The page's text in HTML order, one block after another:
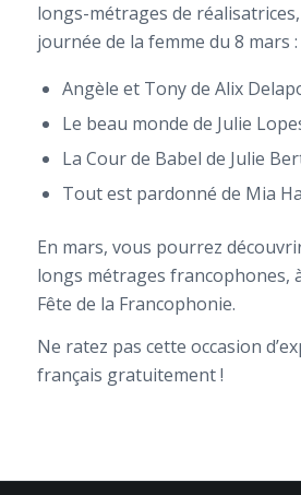
longs-métrages de
journée de la femme du 8 mars :
Angèle et Tony de Alix
Le beau monde de Julie
La Cour de Babel de Julie
Tout est pardonné de Mia
En mars, vous pourrez
longs métrages francophones,
Fête de la Francophonie.
Ne ratez pas cette occasion
français gratuitement !